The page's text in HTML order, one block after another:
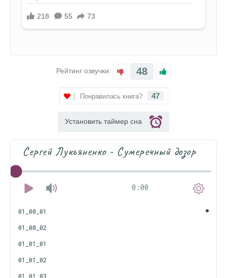
Рейтинг озвучки: 48
Понравилась книга? 47
Установить таймер сна
Сергей Лукьяненко - Сумеречный дозор
0:00
01_00_01
01_00_02
01_01_01
01_01_02
01_01_03